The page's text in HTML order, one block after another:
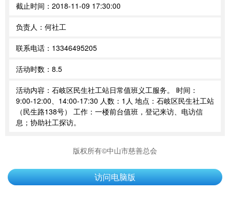
截止时间： 2018-11-09 17:30:00
负责人： 何社工
联系电话： 13346495205
活动时数： 8.5
活动内容： 石岐区民生社工站日常值班义工服务。 时间：
9:00-12:00、14:00-17:30 人数：1人 地点：石岐区民生社工站
（民生路138号） 工作：一楼前台值班，登记来访、电访信
息；协助社工探访。
版权所有©中山市慈善总会
访问电脑版